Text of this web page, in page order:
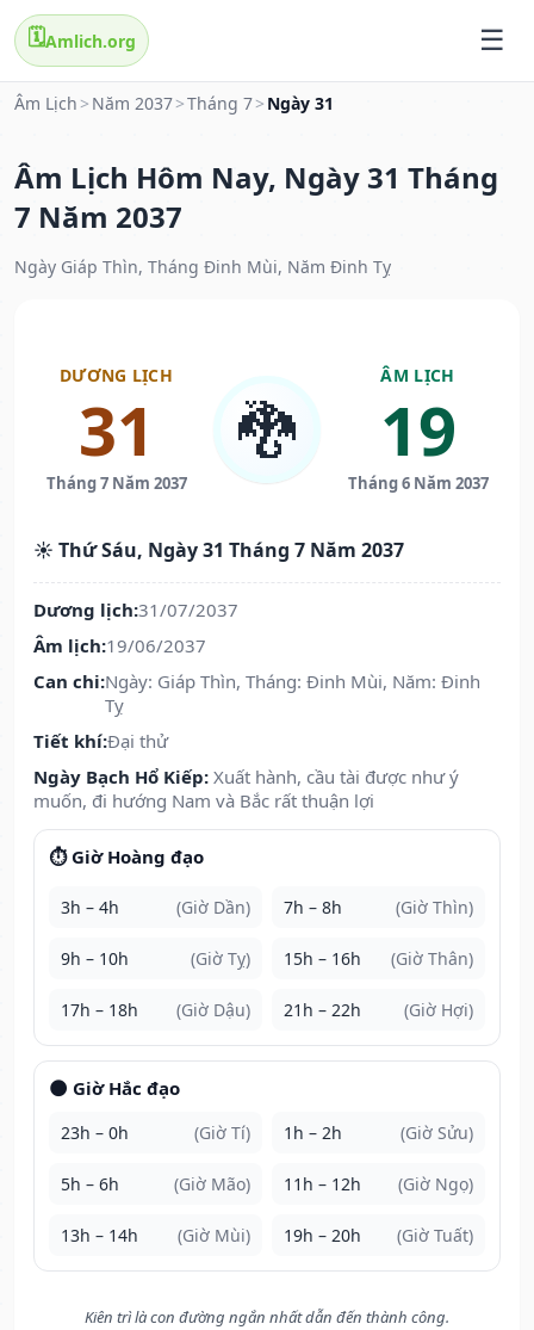
🗓️Amlich.org
Âm Lịch > Năm 2037>Tháng 7> Ngày 31
Âm Lịch Hôm Nay, Ngày 31 Tháng
7 Năm 2037
Ngày Giáp Thìn, Tháng Đinh Mùi, Năm Đinh Tỵ
DƯƠNG LỊCH
31
Tháng 7 Năm 2037
🐉
ÂM LỊCH
19
Tháng 6 Năm 2037
☀️ Thứ Sáu, Ngày 31 Tháng 7 Năm 2037
Dương lịch:31/07/2037
Âm lịch:19/06/2037
Can chi:Ngày: Giáp Thìn, Tháng: Đinh Mùi, Năm: Đinh
Tỵ
Tiết khí:Đại thử
Ngày Bạch Hổ Kiếp: Xuất hành, cầu tài được như ý
muốn, đi hướng Nam và Bắc rất thuận lợi
⏱️ Giờ Hoàng đạo
3h – 4h (Giờ Dần) 7h – 8h (Giờ Thìn)
9h – 10h (Giờ Tỵ) 15h – 16h (Giờ Thân)
17h – 18h (Giờ Dậu) 21h – 22h (Giờ Hợi)
🌑 Giờ Hắc đạo
23h – 0h (Giờ Tí) 1h – 2h (Giờ Sửu)
5h – 6h (Giờ Mão) 11h – 12h (Giờ Ngọ)
13h – 14h (Giờ Mùi) 19h – 20h (Giờ Tuất)
Kiên trì là con đường ngắn nhất dẫn đến thành công.